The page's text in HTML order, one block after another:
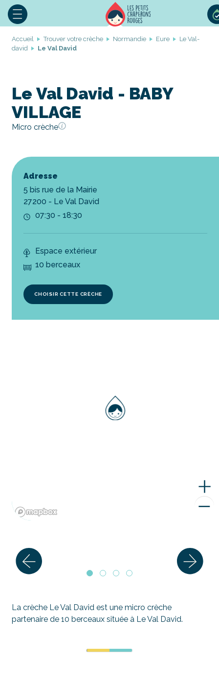
Accueil Trouver votre crèche Normandie Eure
Le Val-
david
Le Val David
Le Val David - BABY
VILLAGE
Micro crèche
Adresse
5 bis rue de la Mairie
27200 - Le Val David
07:30 - 18:30
Espace extérieur
10 berceaux
CHOISIR CETTE CRÈCHE
La crèche Le Val David est une micro crèche
partenaire de 10 berceaux située à Le Val David.